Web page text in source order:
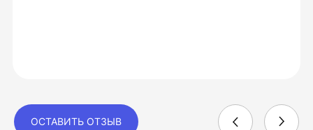
ОСТАВИТЬ ОТЗЫВ